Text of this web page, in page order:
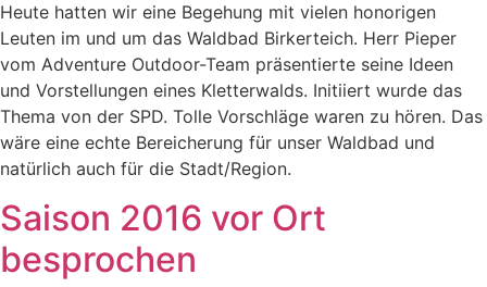
Heute hatten wir eine Begehung mit vielen honorigen
Leuten im und um das Waldbad Birkerteich. Herr Pieper
vom Adventure Outdoor-Team präsentierte seine Ideen
und Vorstellungen eines Kletterwalds. Initiiert wurde das
Thema von der SPD. Tolle Vorschläge waren zu hören. Das
wäre eine echte Bereicherung für unser Waldbad und
natürlich auch für die Stadt/Region.
Saison 2016 vor Ort
besprochen